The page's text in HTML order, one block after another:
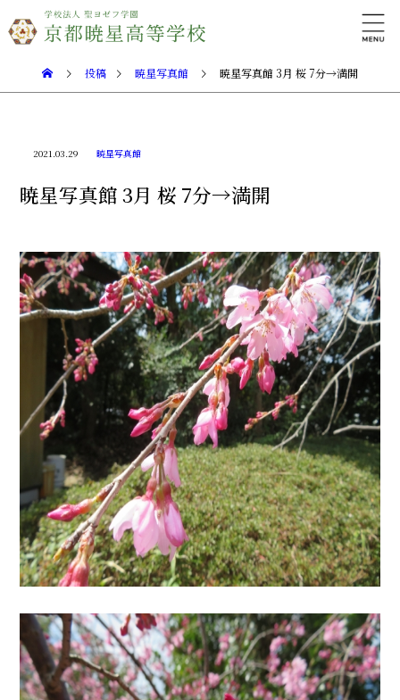
投稿 暁星写真館 暁星写真館 3月 桜 7分→満開
2021.03.29 暁星写真館
暁星写真館 3月 桜 7分→満開